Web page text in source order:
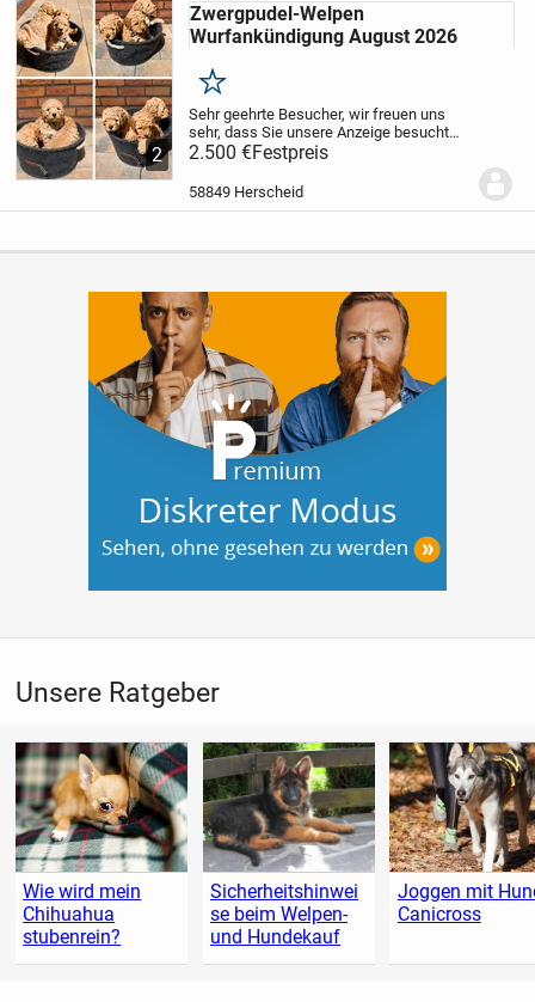
2
Zwergpudel-Welpen
Wurfankündigung August 2026
Merken
Sehr geehrte Besucher, wir freuen uns
sehr, dass Sie unsere Anzeige besucht
haben. Der Wurf unserer Hündin Mia ist
bereits vollständig reserviert, und auch
unser Rüde Apollo hat eine liebevolle...
2.500 €Festpreis
58849 Herscheid
Unsere Ratgeber
Wie wird mein
Chihuahua
stubenrein?
Sicherheitshinwei
se beim Welpen-
und Hundekauf
Joggen mit
Canicross